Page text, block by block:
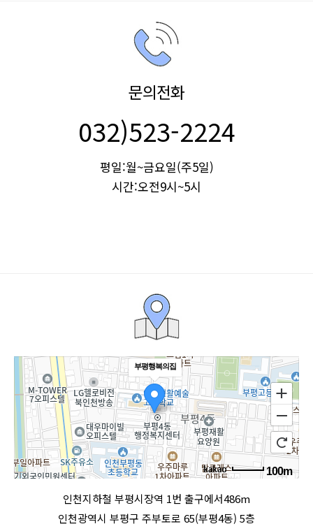
문의전화
032)523-2224
평일:월~금요일(주5일)
시간:오전9시~5시
부평행복의집
100m
인천지하철 부평시장역 1번 출구에서486m
인천광역시 부평구 주부토로 65(부평4동) 5층